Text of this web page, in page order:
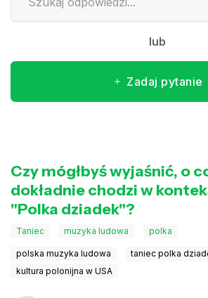
lub
Zadaj pytanie
Czy mógłbyś wyjaśnić, o
dokładnie chodzi w
"Polka dziadek"?
Taniec muzyka ludowa polka
polska muzyka ludowa
taniec polka
kultura polonijna w USA